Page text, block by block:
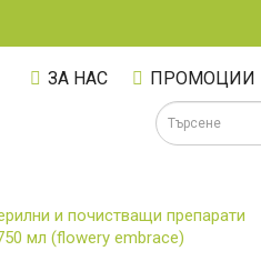
ЗА НАС ПРОМОЦИИ
и почистващи препарати
мл (flowery embrace)